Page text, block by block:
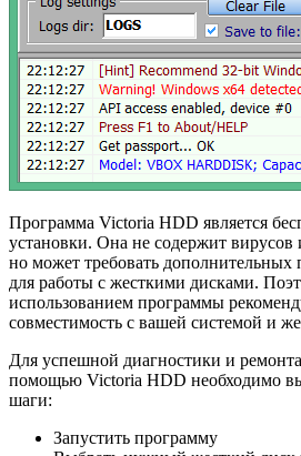
Программа Victoria HDD является
установки. Она не содержит вирусов
но может требовать дополнительных
для работы с жесткими дисками.
использованием программы
совместимость с вашей системой и
Для успешной диагностики и
помощью Victoria HDD необходимо
шаги:
Запустить программу